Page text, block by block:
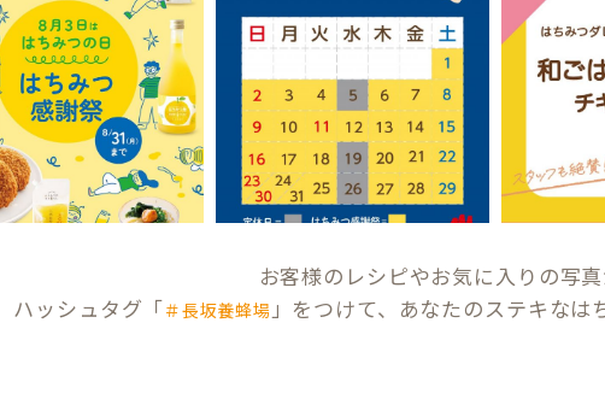
お客様のレシピやお気に入りの写真
ハッシュタグ「＃長坂養蜂場 」をつけて、あなたのステキな